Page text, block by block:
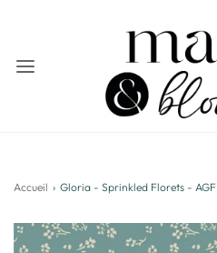
Accueil › Gloria - Sprinkled Florets - AGF